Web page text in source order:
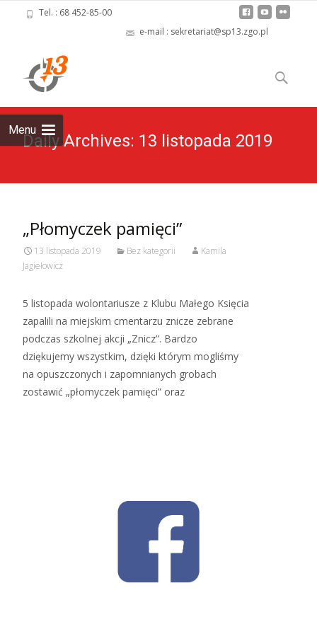
Tel. : 68 452-85-00
e-mail : sekretariat@sp13.zgo.pl
Menu
to
content
Szukaj:
Daily Archives: 13 listopada 2019
„Płomyczek pamięci”
13 listopada 2019 Bez kategorii
Kamila
Jagiełowicz
5 listopada wolontariusze z Klubu Małego Księcia
zapalili na miejskim cmentarzu znicze zebrane
podczas szkolnej akcji „Znicz”. Bardzo
dziękujemy wszystkim, dzięki którym mogliśmy
na opuszczonych i zapomnianych grobach
zostawić „płomyczek pamięci” oraz